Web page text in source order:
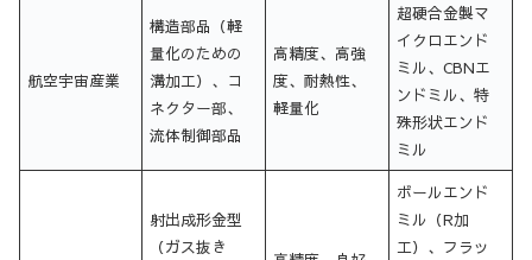
航空宇宙産業
構造部品（軽
量化のための
溝加工）、コ
ネクター部、
流体制御部品
高精度、高強
度、耐熱性、
軽量化
超硬合金製マ
イクロエンド
ミル、CBNエ
ンドミル、特
殊形状エンド
ミル
射出成形金型
（ガス抜き
ボールエンド
ミル（R加
工）、フラッ